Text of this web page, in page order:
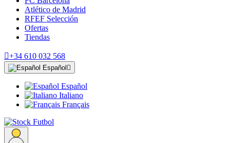
Atlético de Madrid
RFEF Selección
Ofertas
Tiendas
+34 610 032 568
Español 
Español
Italiano
Français